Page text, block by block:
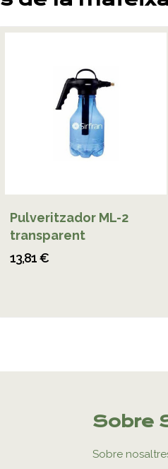
Pulveritzador ML-2
transparent
13,81 €
Sobre
Sobre